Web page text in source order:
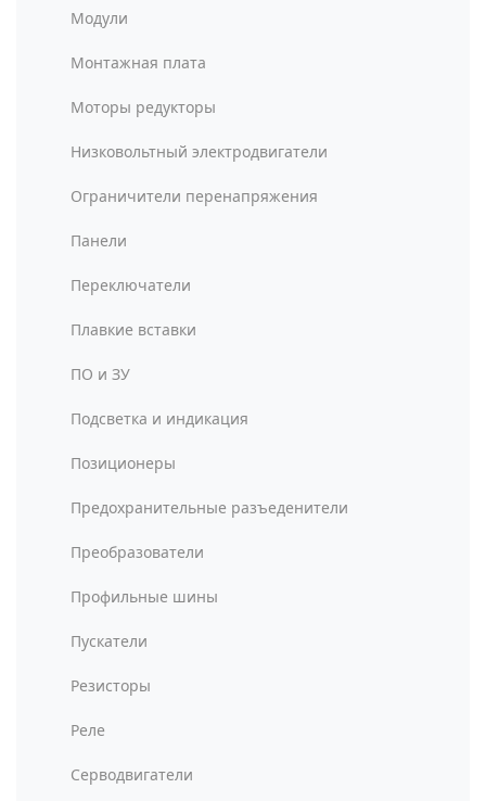
Модули
Монтажная плата
Моторы редукторы
Низковольтный электродвигатели
Ограничители перенапряжения
Панели
Переключатели
Плавкие вставки
ПО и ЗУ
Подсветка и индикация
Позиционеры
Предохранительные разъеденители
Преобразователи
Профильные шины
Пускатели
Резисторы
Реле
Серводвигатели